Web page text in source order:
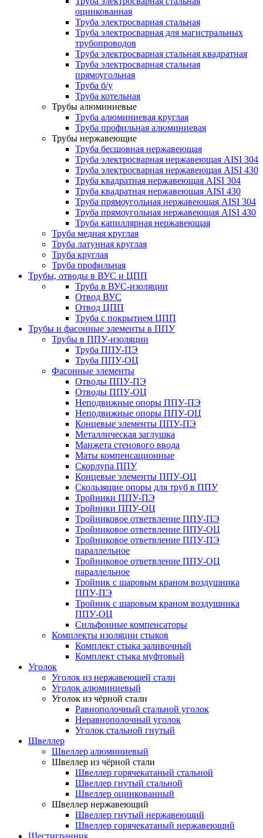
оцинкованная
Труба электросварная стальная
Труба электросварная для магистральных
трубопроводов
Труба электросварная стальная квадратная
Труба электросварная стальная
прямоугольная
Труба б/у
Труба котельная
Трубы алюминиевые
Труба алюминиевая круглая
Труба профильная алюминиевая
Трубы нержавеющие
Труба бесшовная нержавеющая
Труба электросварная нержавеющая AISI 304
Труба электросварная нержавеющая AISI 430
Труба квадратная нержавеющая AISI 304
Труба квадратная нержавеющая AISI 430
Труба прямоугольная нержавеющая AISI 304
Труба прямоугольная нержавеющая AISI 430
Труба капиллярная нержавеющая
Труба медная круглая
Труба латунная круглая
Труба круглая
Труба профильная
Трубы, отводы в ВУС и ЦПП
Труба в ВУС-изоляции
Отвод ВУС
Отвод ЦПП
Труба с покрытием ЦПП
Трубы и фасонные элементы в ППУ
Трубы в ППУ-изоляции
Труба ППУ-ПЭ
Труба ППУ-ОЦ
Фасонные элементы
Отводы ППУ-ПЭ
Отводы ППУ-ОЦ
Неподвижные опоры ППУ-ПЭ
Неподвижные опоры ППУ-ОЦ
Концевые элементы ППУ-ПЭ
Металлическая заглушка
Манжета стенового ввода
Маты компенсационные
Скорлупа ППУ
Концевые элементы ППУ-ОЦ
Скользящие опоры для труб в ППУ
Тройники ППУ-ПЭ
Тройники ППУ-ОЦ
Тройниковое ответвление ППУ-ПЭ
Тройниковое ответвление ППУ-ОЦ
Тройниковое ответвление ППУ-ПЭ
параллельное
Тройниковое ответвление ППУ-ОЦ
параллельное
Тройник с шаровым краном воздушника
ППУ-ПЭ
Тройник с шаровым краном воздушника
ППУ-ОЦ
Сильфонные компенсаторы
Комплекты изоляции стыков
Комплект стыка заливочный
Комплект стыка муфтовый
Уголок
Уголок из нержавеющей стали
Уголок алюминиевый
Уголок из чёрной стали
Равнополочный стальной уголок
Неравнополочный уголок
Уголок стальной гнутый
Швеллер
Швеллер алюминиевый
Швеллер из чёрной стали
Швеллер горячекатаный стальной
Швеллер гнутый стальной
Швеллер оцинкованный
Швеллер нержавеющий
Швеллер гнутый нержавеющий
Швеллер горячекатаный нержавеющий
Шестигранник